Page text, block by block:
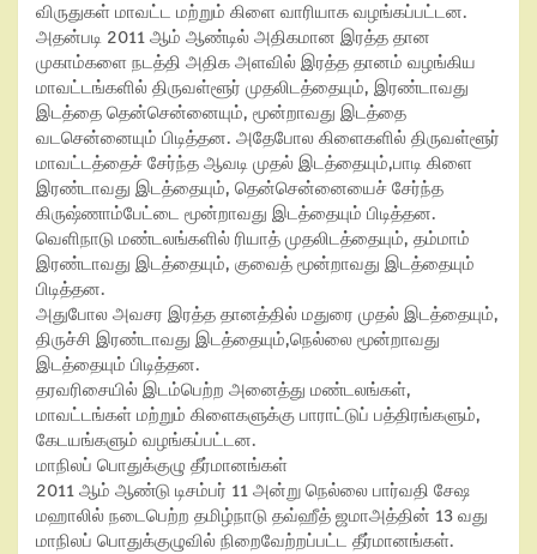
விருதுகள் மாவட்ட மற்றும் கிளை வாரியாக வழங்கப்பட்டன.
அதன்படி 2011 ஆம் ஆண்டில் அதிகமான இரத்த தான
முகாம்களை நடத்தி அதிக அளவில் இரத்த தானம் வழங்கிய
மாவட்டங்களில் திருவள்ளூர் முதலிடத்தையும், இரண்டாவது
இடத்தை தென்சென்னையும், மூன்றாவது இடத்தை
வடசென்னையும் பிடித்தன. அதேபோல கிளைகளில் திருவள்ளூர்
மாவட்டத்தைச் சேர்ந்த ஆவடி முதல் இடத்தையும்,பாடி கிளை
இரண்டாவது இடத்தையும், தென்சென்னையைச் சேர்ந்த
கிருஷ்ணாம்பேட்டை மூன்றாவது இடத்தையும் பிடித்தன.
வெளிநாடு மண்டலங்களில் ரியாத் முதலிடத்தையும், தம்மாம்
இரண்டாவது இடத்தையும், குவைத் மூன்றாவது இடத்தையும்
பிடித்தன.
அதுபோல அவசர இரத்த தானத்தில் மதுரை முதல் இடத்தையும்,
திருச்சி இரண்டாவது இடத்தையும்,நெல்லை மூன்றாவது
இடத்தையும் பிடித்தன.
தரவரிசையில் இடம்பெற்ற அனைத்து மண்டலங்கள்,
மாவட்டங்கள் மற்றும் கிளைகளுக்கு பாராட்டுப் பத்திரங்களும்,
கேடயங்களும் வழங்கப்பட்டன.
மாநிலப் பொதுக்குழு தீர்மானங்கள்
2011 ஆம் ஆண்டு டிசம்பர் 11 அன்று நெல்லை பார்வதி சேஷ
மஹாலில் நடைபெற்ற தமிழ்நாடு தவ்ஹீத் ஜமாஅத்தின் 13 வது
மாநிலப் பொதுக்குழுவில் நிறைவேற்றப்பட்ட தீர்மானங்கள்.